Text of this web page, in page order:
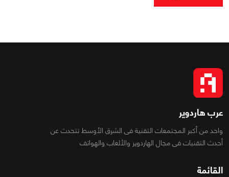
عرب هاردوير
واحد من أكبر المجتمعات التقنية فى الشرق الأوسط تتحدث عن
أحدث التقنيات فى مجال الهاردوير والألعاب والهواتف
القائمة